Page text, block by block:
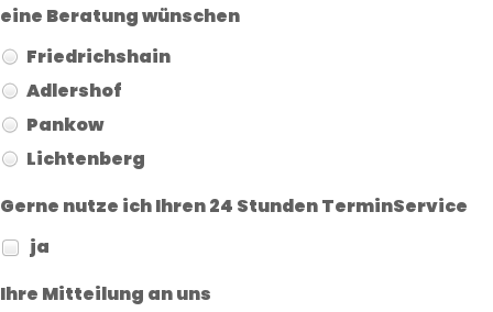
eine Beratung wünschen
Friedrichshain
Adlershof
Pankow
Lichtenberg
Gerne nutze ich Ihren 24 Stunden TerminService
ja
Ihre Mitteilung an uns